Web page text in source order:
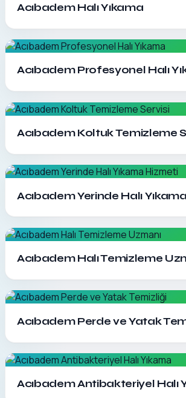
Acıbadem Halı Yıkama
Acıbadem Profesyonel Halı
Acıbadem Koltuk Temizleme
Acıbadem Yerinde Halı
Acıbadem Halı Temizleme
Acıbadem Perde ve Yatak
Acıbadem Antibakteriyel Halı